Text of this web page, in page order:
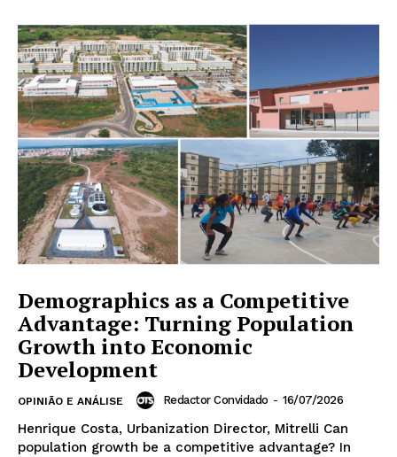
Demographics as a Competitive
Advantage: Turning Population
Growth into Economic
Development
OPINIÃO E ANÁLISE Redactor Convidado - 16/07/2026
Henrique Costa, Urbanization Director, Mitrelli Can
population growth be a competitive advantage? In